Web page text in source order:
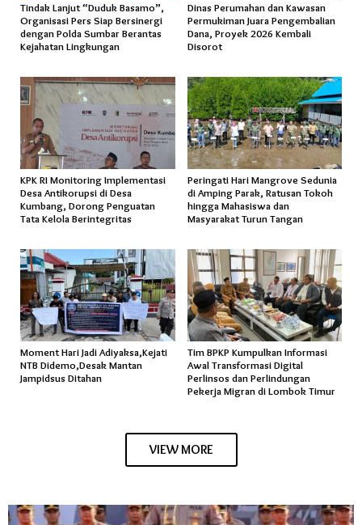
Tindak Lanjut “Duduk Basamo”,
Organisasi Pers Siap Bersinergi
dengan Polda Sumbar Berantas
Kejahatan Lingkungan
Dinas Perumahan dan Kawasan
Permukiman Juara Pengembalian
Dana, Proyek 2026 Kembali
Disorot
KPK RI Monitoring Implementasi
Desa Antikorupsi di Desa
Kumbang, Dorong Penguatan
Tata Kelola Berintegritas
Peringati Hari Mangrove Sedunia
di Amping Parak, Ratusan Tokoh
hingga Mahasiswa dan
Masyarakat Turun Tangan
Moment Hari Jadi Adiyaksa,Kejati
NTB Didemo,Desak Mantan
Jampidsus Ditahan
Tim BPKP Kumpulkan Informasi
Awal Transformasi Digital
Perlinsos dan Perlindungan
Pekerja Migran di Lombok Timur
VIEW MORE